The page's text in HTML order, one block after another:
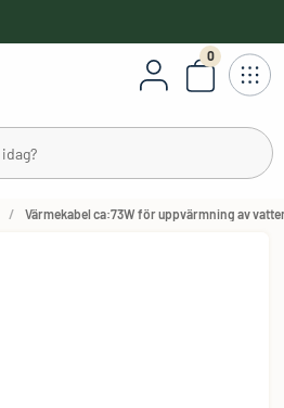
0
Antal
Värmekabel ca:73W för uppvärmning av